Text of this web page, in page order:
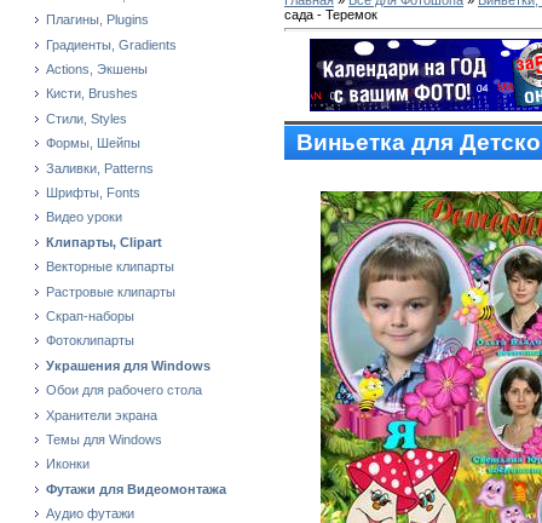
Плагины, Plugins
Градиенты, Gradients
Actions, Экшены
Кисти, Brushes
Стили, Styles
Формы, Шейпы
Заливки, Patterns
Шрифты, Fonts
Видео уроки
Клипарты, Clipart
Векторные клипарты
Растровые клипарты
Скрап-наборы
Фотоклипарты
Украшения для Windows
Обои для рабочего стола
Хранители экрана
Темы для Windows
Иконки
Футажи для Видеомонтажа
Аудио футажи
сада - Теремок
Виньетка для